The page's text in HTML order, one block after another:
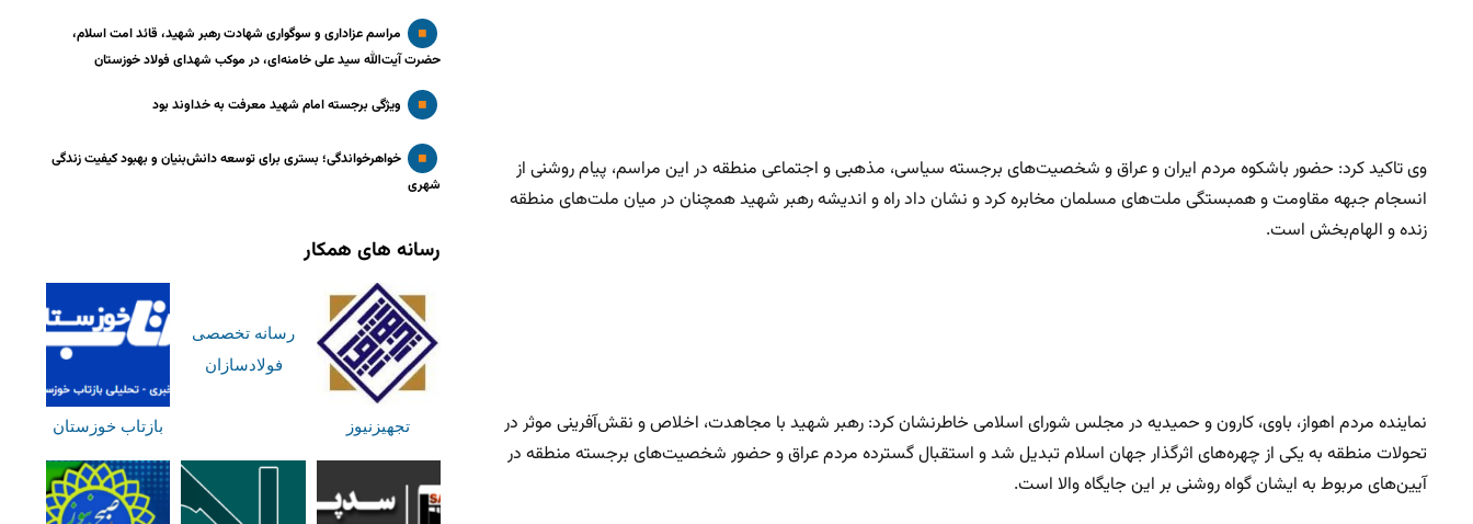
وی تاکید کرد: حضور باشکوه مردم ایران و عراق و شخصیت‌های برجسته سیاسی، مذهبی و اجتماعی منطقه در این مراسم، پیام روشنی از
انسجام جبهه مقاومت و همبستگی ملت‌های مسلمان مخابره کرد و نشان داد راه و اندیشه رهبر شهید همچنان در میان ملت‌های منطقه
زنده و الهام‌بخش است.
نماینده مردم اهواز، باوی، کارون و حمیدیه در مجلس شورای اسلامی خاطرنشان کرد: رهبر شهید با مجاهدت، اخلاص و نقش‌آفرینی موثر در
تحولات منطقه به یکی از چهره‌های اثرگذار جهان اسلام تبدیل شد و استقبال گسترده مردم عراق و حضور شخصیت‌های برجسته منطقه در
آیین‌های مربوط به ایشان گواه روشنی بر این جایگاه والا است.
مراسم عزاداری و سوگواری شهادت رهبر شهید، قائد امت اسلام،
حضرت آیت‌الله سید علی خامنه‌ای، در موکب شهدای فولاد خوزستان
ویژگی برجسته امام شهید معرفت به خداوند بود
خواهرخواندگی؛ بستری برای توسعه دانش‌بنیان و بهبود کیفیت زندگی
شهری
رسانه های همکار
تجهیزنیوز
رسانه تخصصی
فولادسازان
بازتاب خوزستان